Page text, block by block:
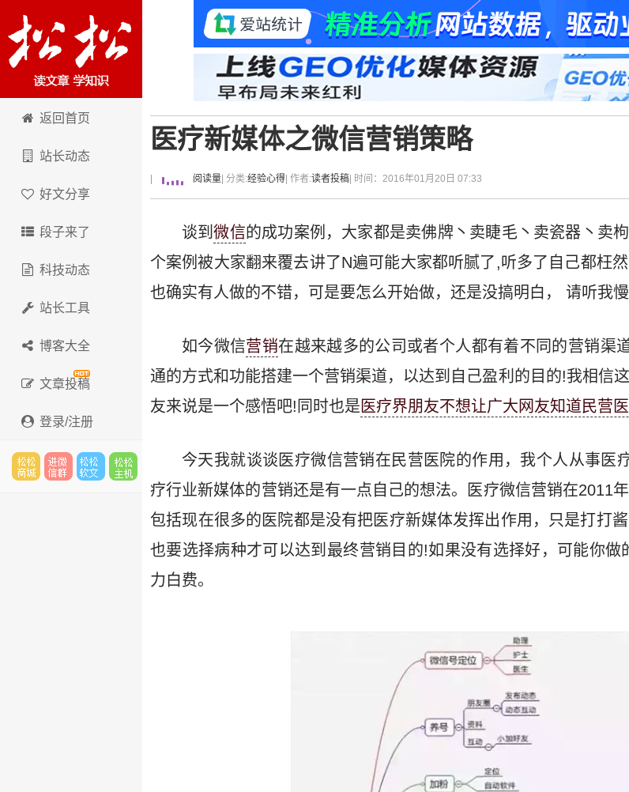
卢松松博客
返回首页
站长动态
好文分享
段子来了
科技动态
站长工具
博客大全
文章投稿
登录/注册
医疗新媒体之微信营销策略
阅读量 | 分类:经验心得 | 作者:读者投稿 | 时间：2016年01月20日 07:33
谈到微信的成功案例，大家都是卖佛牌丶卖睫毛丶卖瓷器丶卖
个案例被大家翻来覆去讲了N遍可能大家都听腻了,听多了自己都枉
也确实有人做的不错，可是要怎么开始做，还是没搞明白， 请听我
如今微信营销在越来越多的公司或者个人都有着不同的营销渠
通的方式和功能搭建一个营销渠道，以达到自己盈利的目的!我相信
友来说是一个感悟吧!同时也是 医疗界朋友不想让广大网友知道民营
今天我就谈谈医疗微信营销在民营医院的作用，我个人从事医
疗行业新媒体的营销还是有一点自己的想法。医疗微信营销在2011
包括现在很多的医院都是没有把医疗新媒体发挥出作用，只是打打
也要选择病种才可以达到最终营销目的!如果没有选择好，可能你做
力白费。